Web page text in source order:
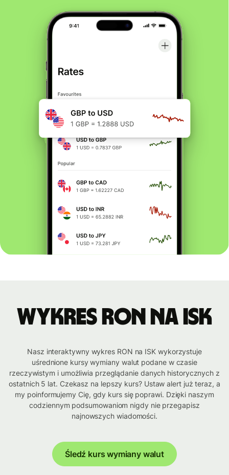
Wykres RON na ISK
Nasz interaktywny wykres RON na ISK wykorzystuje
uśrednione kursy wymiany walut podane w czasie
rzeczywistym i umożliwia przeglądanie danych historycznych z
ostatnich 5 lat. Czekasz na lepszy kurs? Ustaw alert już teraz, a
my poinformujemy Cię, gdy kurs się poprawi. Dzięki naszym
codziennym podsumowaniom nigdy nie przegapisz
najnowszych wiadomości.
Śledź kurs wymiany walut